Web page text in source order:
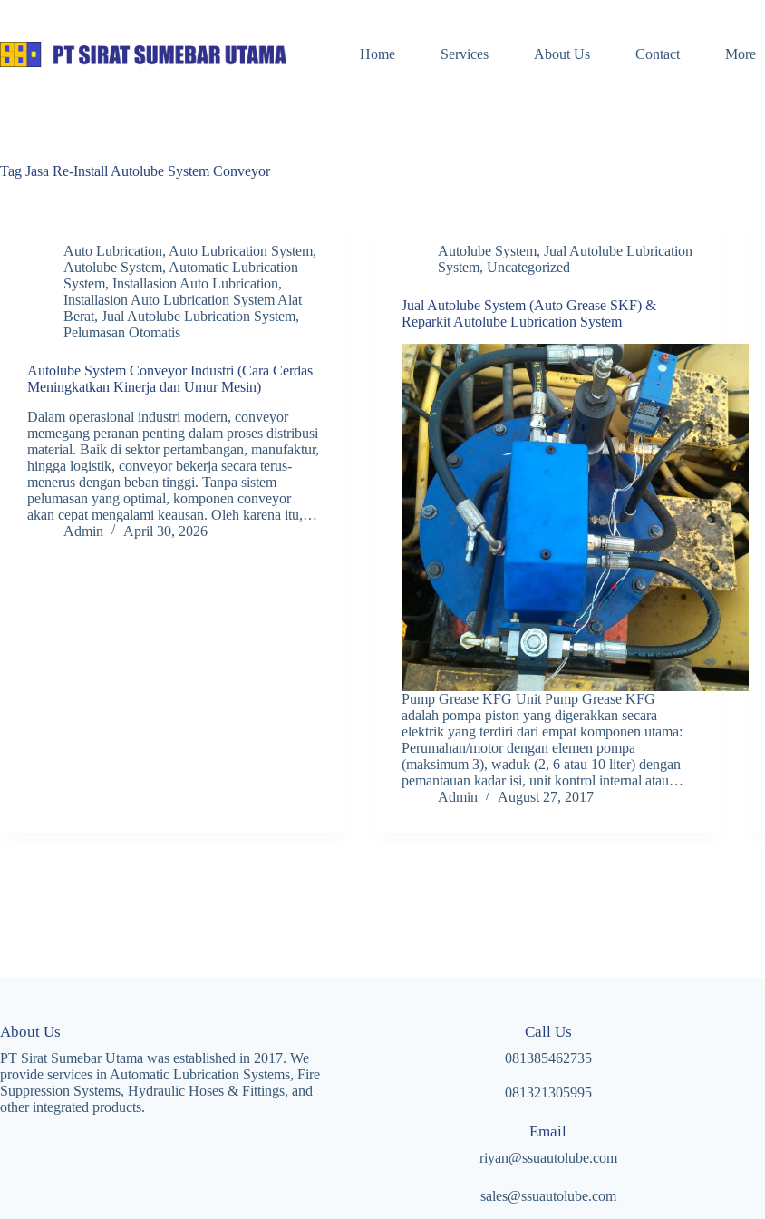
content
Home
Services About Us Contact More
Tag Jasa Re-Install Autolube System Conveyor
Auto Lubrication, Auto Lubrication System,
Autolube System, Automatic Lubrication
System, Installasion Auto Lubrication,
Installasion Auto Lubrication System Alat
Berat, Jual Autolube Lubrication System,
Pelumasan Otomatis
Autolube System Conveyor Industri (Cara Cerdas
Meningkatkan Kinerja dan Umur Mesin)
Dalam operasional industri modern, conveyor
memegang peranan penting dalam proses distribusi
material. Baik di sektor pertambangan, manufaktur,
hingga logistik, conveyor bekerja secara terus-
menerus dengan beban tinggi. Tanpa sistem
pelumasan yang optimal, komponen conveyor
akan cepat mengalami keausan. Oleh karena itu,…
Admin
April 30, 2026
Autolube System,Jual Autolube Lubrication
System,Uncategorized
Jual Autolube System (Auto Grease SKF) &
Reparkit Autolube Lubrication System
Pump Grease KFG Unit Pump Grease KFG
adalah pompa piston yang digerakkan secara
elektrik yang terdiri dari empat komponen utama:
Perumahan/motor dengan elemen pompa
(maksimum 3), waduk (2, 6 atau 10 liter) dengan
pemantauan kadar isi, unit kontrol internal atau…
Admin
August 27, 2017
About Us
PT Sirat Sumebar Utama was established in 2017. We
provide services in Automatic Lubrication Systems, Fire
Suppression Systems, Hydraulic Hoses & Fittings, and
other integrated products.
Call Us
081385462735
081321305995
Email
riyan@ssuautolube.com
sales@ssuautolube.com